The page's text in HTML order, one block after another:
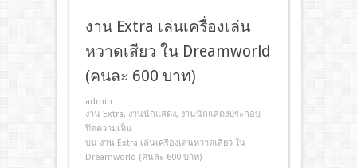
งาน Extra เล่นเครื่องเล่น
หวาดเสียว ใน Dreamworld
(คนละ 600 บาท)
admin
งาน Extra, งานนักแสดง, งานนักแสดงประกอบ
ปิดความเห็น
บน งาน Extra เล่นเครื่องเล่นหวาดเสียว ใน
Dreamworld (คนละ 600 บาท)